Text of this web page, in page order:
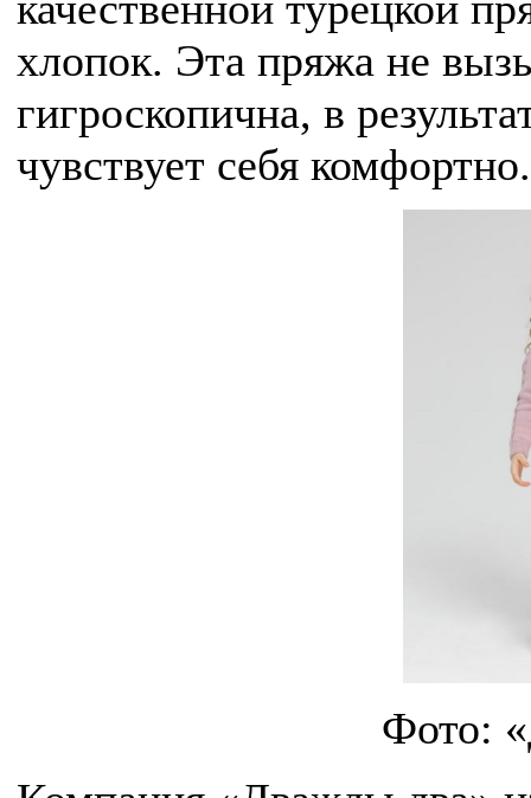
хлопок. Эта пряжа не
гигроскопична, в
чувствует себя комфортно.
Фото: